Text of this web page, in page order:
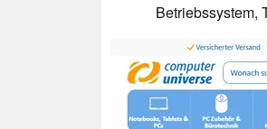
Betriebssystem,